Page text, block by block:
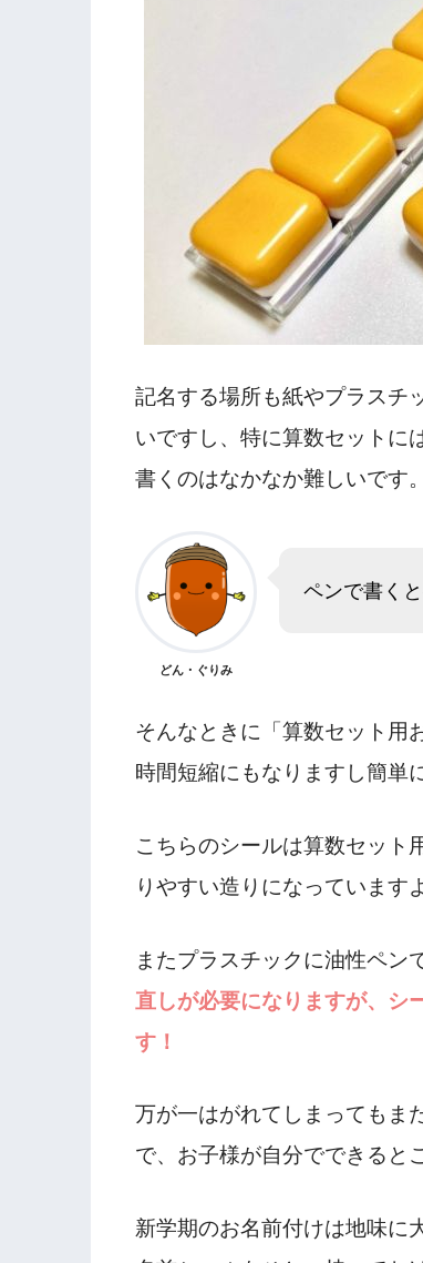
記名する場所も紙やプラスチ
いですし、特に算数セットに
書くのはなかなか難しいです。
どん・ぐりみ
ペンで書く
そんなときに「算数セット用
時間短縮にもなりますし簡単
こちらのシールは算数セット
りやすい造りになっています
またプラスチックに油性ペン
直しが必要になりますが、 シ
す！
万が一はがれてしまってもま
で、お子様が自分でできると
新学期のお名前付けは地味に